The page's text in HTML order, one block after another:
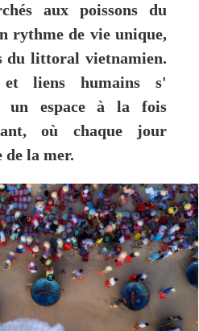
aux poissons du
rythme de vie unique,
du littoral vietnamien.
liens humains s'
un espace à la fois
où chaque jour
de la mer.